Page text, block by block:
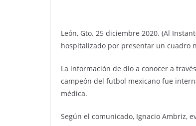
León, Gto. 25 diciembre 2020. (Al
hospitalizado por presentar un cuadro
La información de dio a conocer a
campeón del futbol mexicano fue
médica.
Según el comunicado, Ignacio Ambriz,